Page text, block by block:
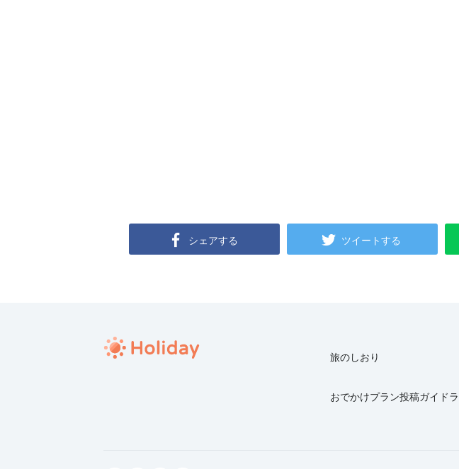
シェアする ツイートする
旅のしおり
おでかけプラン投稿ガイド